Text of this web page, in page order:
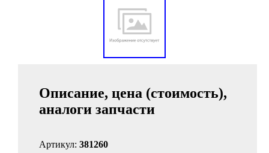
Описание, цена (стоимость),
аналоги запчасти
Артикул: 381260